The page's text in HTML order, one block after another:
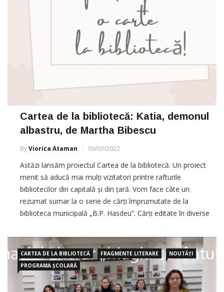
Cartea de la bibliotecă: Katia, demonul
albastru, de Martha Bibescu
ByViorica Ataman 09/03/2022
Astăzi lansăm proiectul Cartea de la bibliotecă. Un proiect
menit să aducă mai mulți vizitatori printre rafturile
bibliotecilor din capitală și din țară. Vom face câte un
rezumat sumar la o serie de cărți împrumutate de la
biblioteca municipală „B.P. Hasdeu”. Cărți editate în diverse
Proză, […]
CARTEA DE LA BIBLIOTECĂ FRAGMENTE LITERARE
NOUTĂȚI
PROGRAMA ȘCOLARĂ